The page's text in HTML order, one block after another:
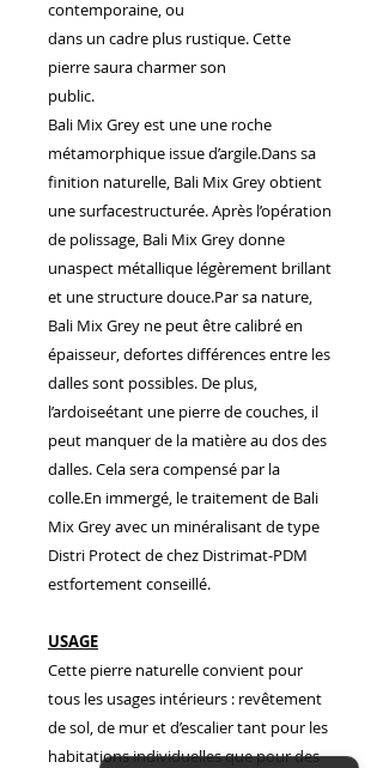
nous maîtrisons la création de
mobilier artisanal sur mesure,
capable de répondre aux
exigences des chantiers les plus
Nous accompagnons les villas de
luxe ainsi que les grands noms de
l'hôtellerie, à l'image du Groupe
Accor à travers le monde. Notre
plus belle carte de visite ? La
réalisation de plus de 70 % du
mobilier de l'hôtel Habitation
Saint-Charles en Guadeloupe, un
projet d'exception qui illustre
notre savoir-faire et notre
capacité à livrer des volumes
importants sans jamais transiger
sur la qualité artisanale.
Un projet ? Une envie de sur-
mesure ? Venez nous rencontrer
dans notre showroom à
Montauban ou contactez-nous
pour concevoir ensemble
l'aménagement qui vous
ressemble.
contemporaine, ou
dans un cadre plus rustique. Cette
pierre saura charmer son
public.
Bali Mix Grey est une une roche
métamorphique issue d’argile.Dans sa
finition naturelle, Bali Mix Grey obtient
une surfacestructurée. Après l’opération
de polissage, Bali Mix Grey donne
unaspect métallique légèrement brillant
et une structure douce.Par sa nature,
Bali Mix Grey ne peut être calibré en
épaisseur, defortes différences entre les
dalles sont possibles. De plus,
l’ardoiseétant une pierre de couches, il
peut manquer de la matière au dos des
dalles. Cela sera compensé par la
colle.En immergé, le traitement de Bali
Mix Grey avec un minéralisant de type
Distri Protect de chez Distrimat-PDM
estfortement conseillé.
USAGE
Cette pierre naturelle convient pour
tous les usages intérieurs : revêtement
de sol, de mur et d’escalier tant pour les
habitations individuelles que pour des